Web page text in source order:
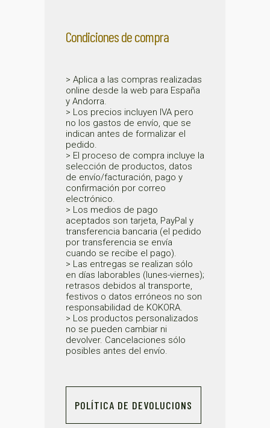
Condiciones de compra
> Aplica a las compras realizadas
online desde la web para España
y Andorra.
> Los precios incluyen IVA pero
no los gastos de envío, que se
indican antes de formalizar el
pedido.
> El proceso de compra incluye la
selección de productos, datos
de envío/facturación, pago y
confirmación por correo
electrónico.
> Los medios de pago
aceptados son tarjeta, PayPal y
transferencia bancaria (el pedido
por transferencia se envía
cuando se recibe el pago).
> Las entregas se realizan sólo
en días laborables (lunes-viernes);
retrasos debidos al transporte,
festivos o datos erróneos no son
responsabilidad de KOKORA.
> Los productos personalizados
no se pueden cambiar ni
devolver. Cancelaciones sólo
posibles antes del envío.
POLÍTICA DE DEVOLUCIONS